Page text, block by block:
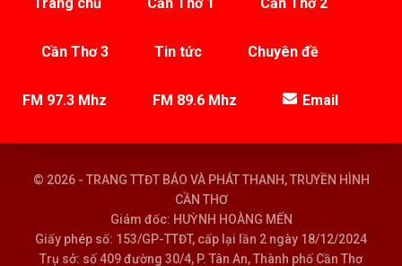
Trang chủ Cần Thơ 1 Cần Thơ 2
Cần Thơ 3 Tin tức Chuyên đề
FM 97.3 Mhz FM 89.6 Mhz Email
© 2026 - TRANG TTĐT BÁO VÀ PHÁT THANH, TRUYỀN HÌNH
CẦN THƠ
Giám đốc: HUỲNH HOÀNG MẾN
Giấy phép số: 153/GP-TTĐT, cấp lại lần 2 ngày 18/12/2024
Trụ sở: số 409 đường 30/4, P. Tân An, Thành phố Cần Thơ